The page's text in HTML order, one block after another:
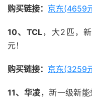
购买链接： 京东(4659
10、TCL，大2匹，
元！
购买链接： 京东(3259
11、华凌，新一级新